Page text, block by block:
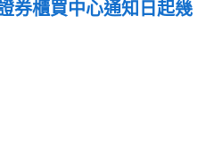
券櫃買中心通知日起幾